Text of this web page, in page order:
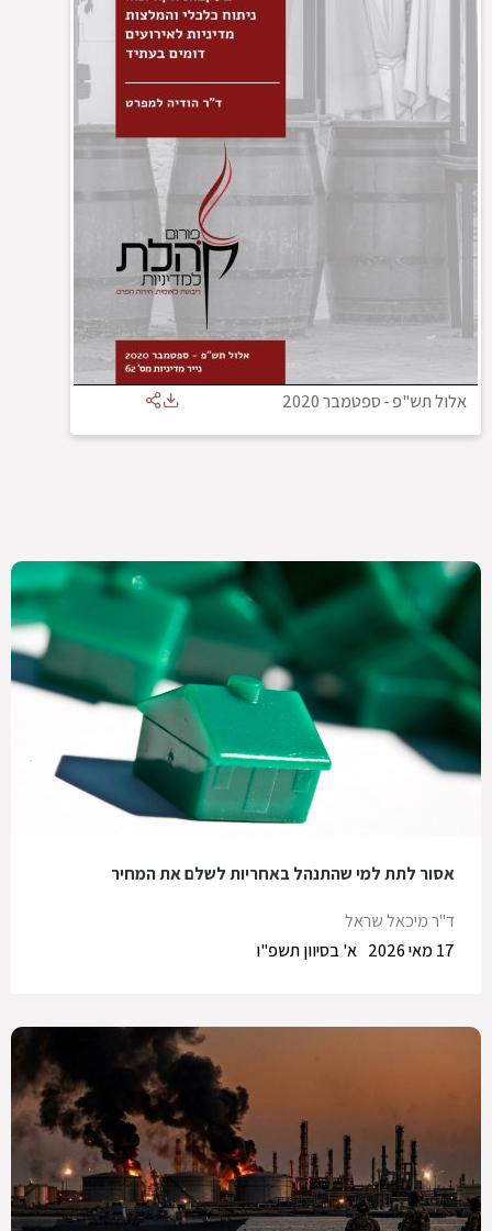
אלול תש"פ-ספטמבר 2020
אסור לתת למי שהתנהל באחריות לשלם את המחיר
ד"ר מיכאל שראל
א' בסיוון תשפ"ו
17 מאי 2026